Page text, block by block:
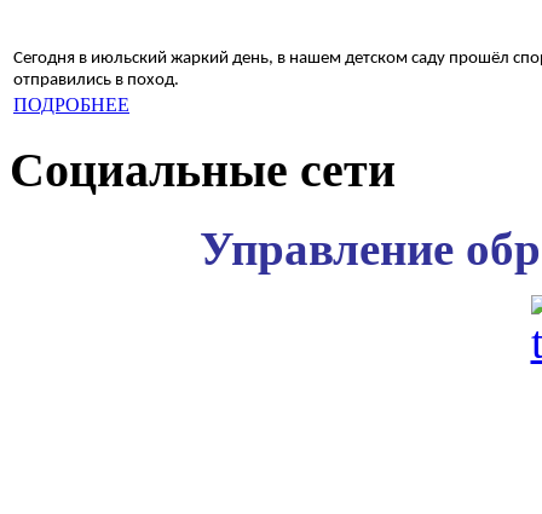
Сегодня в июльский жаркий день, в нашем детском саду прошёл
отправились в поход.
ПОДРОБНЕЕ
Социальные сети
Управление